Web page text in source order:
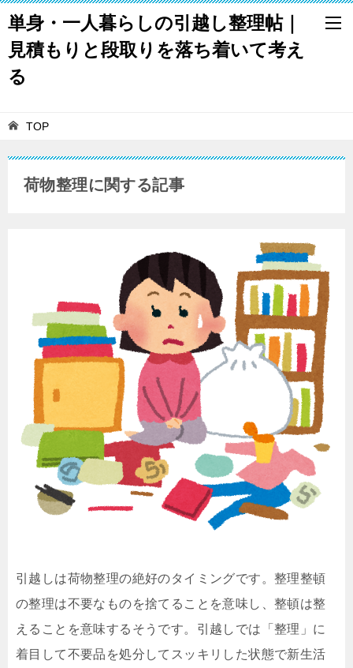
単身・一人暮らしの引越し整理帖｜
見積もりと段取りを落ち着いて考え
る
TOP
荷物整理に関する記事
引越しは荷物整理の絶好のタイミングです。整理整頓
の整理は不要なものを捨てることを意味し、整頓は整
えることを意味するそうです。引越しでは「整理」に
着目して不要品を処分してスッキリした状態で新生活